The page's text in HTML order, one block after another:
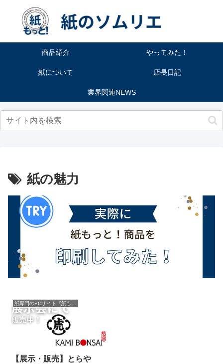
商品紹介 やってみた！
紙について 店長日記
業界関連NEWS
紙の魅力
【展示・販売】とらや